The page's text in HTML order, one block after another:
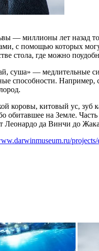
— миллионы лет назад
с помощью которых
стола, где можно
суша» — медлительные
способности.
китовый ус, зуб
обитавшее на Земле.
Леонардо да Винчи до